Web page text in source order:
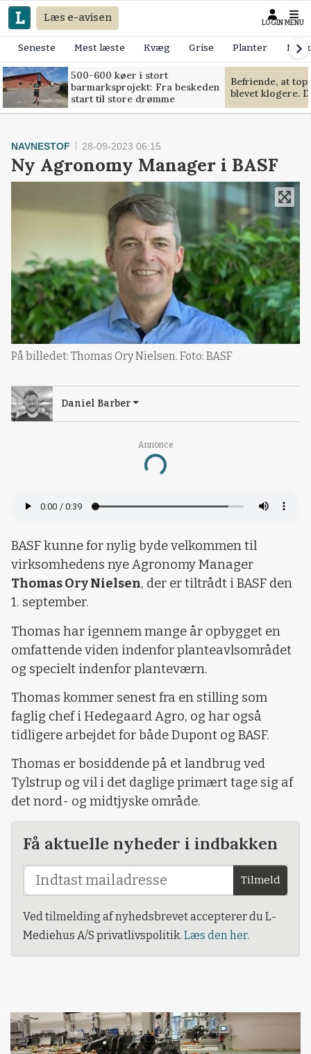
Læs e-avisen LOGIN MENU
Seneste Mest læste Kvæg Grise Planter
500-600 køer i stort
barmarksprojekt: Fra beskeden
start til store drømme
Befriende, at
blevet klogere.
Annonce
Loading...
NAVNESTOF 28-09-2023 06:15
Ny Agronomy Manager i BASF
På billedet: Thomas Ory Nielsen. Foto: BASF
Daniel Barber
BASF kunne for nylig byde velkommen til
virksomhedens nye Agronomy Manager
Thomas Ory Nielsen, der er tiltrådt i BASF den
1. september.
Thomas har igennem mange år opbygget en
omfattende viden indenfor planteavlsområdet
og specielt indenfor planteværn.
Thomas kommer senest fra en stilling som
faglig chef i Hedegaard Agro, og har også
tidligere arbejdet for både Dupont og BASF.
Thomas er bosiddende på et landbrug ved
Tylstrup og vil i det daglige primært tage sig af
det nord- og midtjyske område.
Få aktuelle nyheder i indbakken
Tilmeld
Ved tilmelding af nyhedsbrevet accepterer du L-
Mediehus A/S privatlivspolitik. Læs den her.